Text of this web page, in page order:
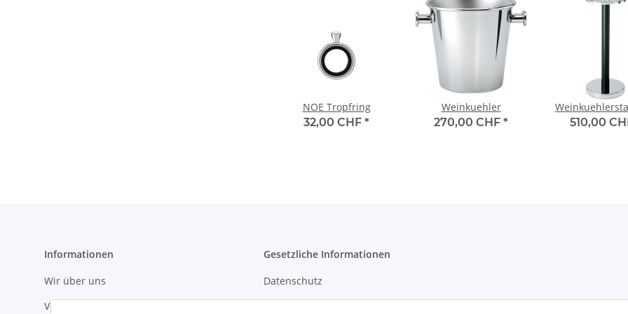
NOE Tropfring
32,00 CHF *
Weinkuehler
270,00 CHF *
510,00
Informationen
Wir über uns
Versandinformationen
Gesetzliche Informationen
Datenschutz